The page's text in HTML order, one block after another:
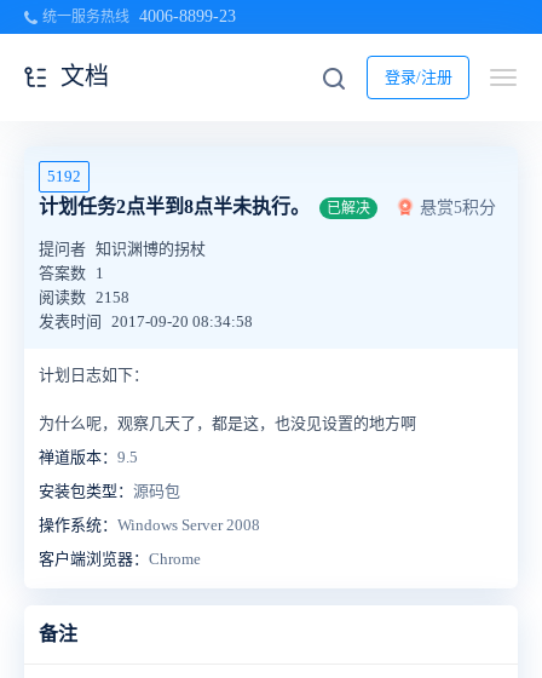
统一服务热线 4006-8899-23
登录/注册
文档
5192
计划任务2点半到8点半未执行。 已解决 悬赏5积分
提问者 知识渊博的拐杖
答案数 1
阅读数 2158
发表时间
2017-09-20 08:34:58
计划日志如下：
为什么呢，观察几天了，都是这，也没见设置的地方啊
禅道版本： 9.5
安装包类型： 源码包
操作系统： Windows Server 2008
客户端浏览器： Chrome
备注